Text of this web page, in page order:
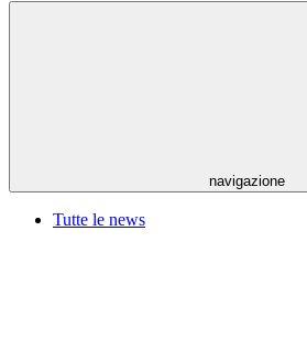
navigazione
Tutte le news